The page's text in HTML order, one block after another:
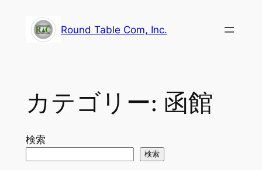
Round Table Com, Inc.
カテゴリー: 函館
検索
検索